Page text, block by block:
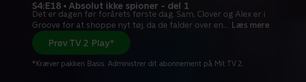
S4:E18 • Absolut ikke spioner - del 1
Det er dagen før forårets første dag. Sam, Clover og Alex er i
Groove for at shoppe nyt tøj, da de falder over en... Læs mere
Prøv TV 2 Play*
*Kræver pakken Basis. Administrer dit abonnement på Mit TV 2.